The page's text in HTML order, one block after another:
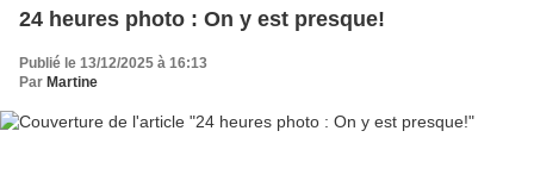
24 heures photo : On y est presque!
Publié le 13/12/2025 à 16:13
Par Martine